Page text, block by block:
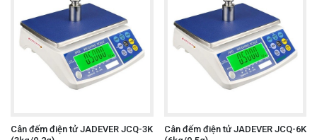
Cân đếm điện tử JADEVER JCQ-3K
Cân đếm điện tử JADEVER JCQ-6K